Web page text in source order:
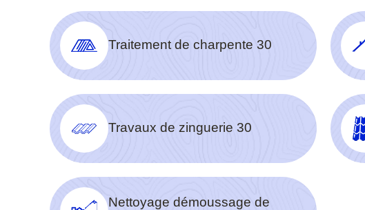
Traitement de charpente 30
Travaux de zinguerie 30
Nettoyage démoussage de